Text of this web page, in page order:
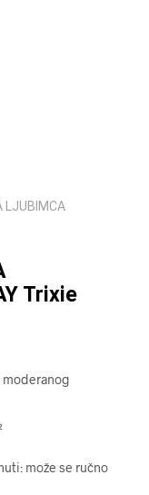
LJUBIMCA
Trixie
moderanog
može se ručno